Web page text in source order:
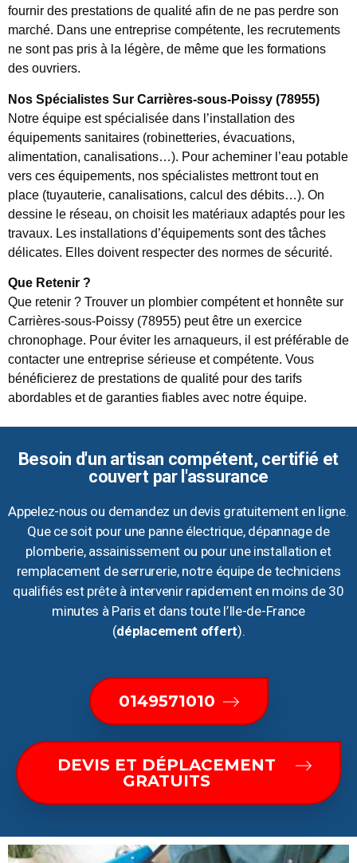
fournir des prestations de qualité afin de ne pas perdre son
marché. Dans une entreprise compétente, les recrutements
ne sont pas pris à la légère, de même que les formations
des ouvriers.
Nos Spécialistes Sur Carrières-sous-Poissy (78955)
Notre équipe est spécialisée dans l’installation des
équipements sanitaires (robinetteries, évacuations,
alimentation, canalisations…). Pour acheminer l’eau potable
vers ces équipements, nos spécialistes mettront tout en
place (tuyauterie, canalisations, calcul des débits…). On
dessine le réseau, on choisit les matériaux adaptés pour les
travaux. Les installations d’équipements sont des tâches
délicates. Elles doivent respecter des normes de sécurité.
Que Retenir ?
Que retenir ? Trouver un plombier compétent et honnête sur
Carrières-sous-Poissy (78955) peut être un exercice
chronophage. Pour éviter les arnaqueurs, il est préférable de
contacter une entreprise sérieuse et compétente. Vous
bénéficierez de prestations de qualité pour des tarifs
abordables et de garanties fiables avec notre équipe.
Besoin d'un artisan compétent, certifié et
couvert par l'assurance
Appelez-nous ou demandez un devis gratuitement en ligne.
Que ce soit pour une panne électrique, dépannage de
plomberie, assainissement ou pour une installation et
remplacement de serrurerie, notre équipe de techniciens
qualifiés est prête à intervenir rapidement en moins de 30
minutes à Paris et dans toute l’Ile-de-France
(déplacement offert).
0149571010
DEVIS ET DÉPLACEMENT
GRATUITS